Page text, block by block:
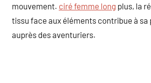
mouvement. ciré femme long plus, la
tissu face aux éléments contribue à sa
auprès des aventuriers.